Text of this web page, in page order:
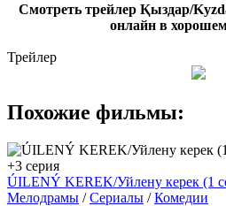
Смотреть трейлер Қыздар/
онлайн в
Трейлер
Похожие фильмы:
+3 серия
ÚILENÝ KEREK/Уйлену керек (1
Мелодрамы /Сериалы /Комедии